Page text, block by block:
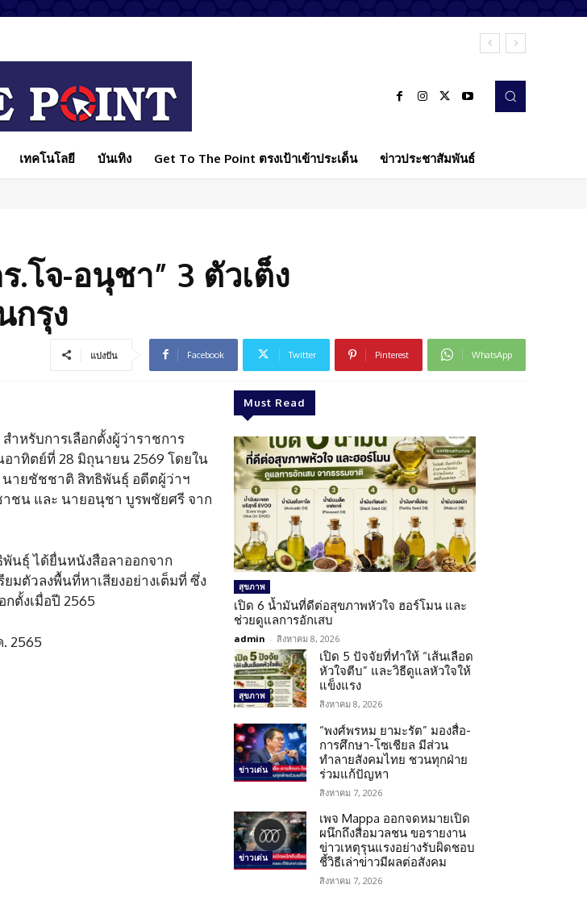
ร่วมแก้ปัญหา
เทคโนโลยี บันเทิง Get To The Point ตรงเป้าเข้าประเด็น ข่าวประชาสัมพันธ์
โจ-อนุชา” 3 ตัวเต็ง
กรุง
แบ่งปัน Facebook Twitter Pinterest WhatsApp
ำหรับการเลือกตั้งผู้ว่าราชการ
าทิตย์ที่ 28 มิถุนายน 2569 โดยใน
นายชัชชาติ สิทธิพันธุ์ อดีตผู้ว่าฯ
ชน และ นายอนุชา บูรพชัยศรี จาก
นธุ์ ได้ยื่นหนังสือลาออกจาก
มตัวลงพื้นที่หาเสียงอย่างเต็มที่ ซึ่ง
ตั้งเมื่อปี 2565
2565
Must Read
สุขภาพ
เปิด 6 น้ำมันที่ดีต่อสุขภาพหัวใจ ฮอร์โมน และ
ช่วยดูแลการอักเสบ
admin - สิงหาคม 8, 2026
สุขภาพ
เปิด 5 ปัจจัยที่ทำให้ “เส้นเลือด
หัวใจตีบ” และวิธีดูแลหัวใจให้
แข็งแรง
สิงหาคม 8, 2026
ข่าวเด่น
“พงศ์พรหม ยามะรัต” มองสื่อ-
การศึกษา-โซเชียล มีส่วน
ทำลายสังคมไทย ชวนทุกฝ่าย
ร่วมแก้ปัญหา
สิงหาคม 7, 2026
ข่าวเด่น
เพจ Mappa ออกจดหมายเปิด
ผนึกถึงสื่อมวลชน ขอรายงาน
ข่าวเหตุรุนแรงอย่างรับผิดชอบ
ชี้วิธีเล่าข่าวมีผลต่อสังคม
สิงหาคม 7, 2026